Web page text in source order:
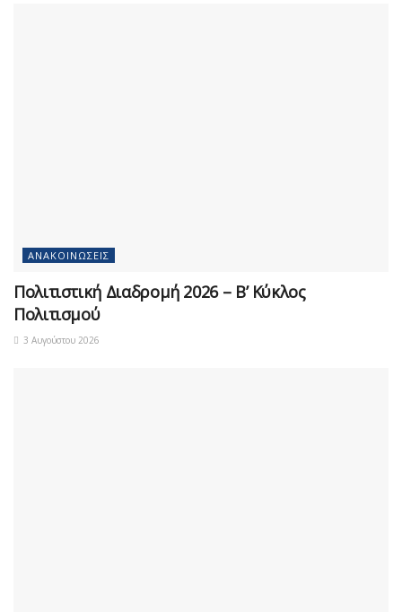
ΑΝΑΚΟΙΝΏΣΕΙΣ
Πολιτιστική Διαδρομή 2026 – Β’ Κύκλος
Πολιτισμού
3 Αυγούστου 2026